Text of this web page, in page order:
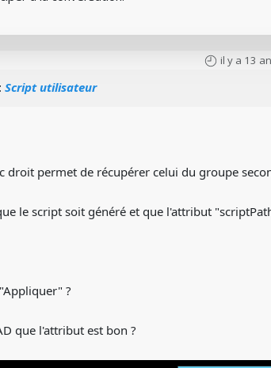
il y a 13
Script utilisateur
droit permet de récupérer celui du groupe
le script soit généré et que l'attribut
?
que l'attribut est bon ?